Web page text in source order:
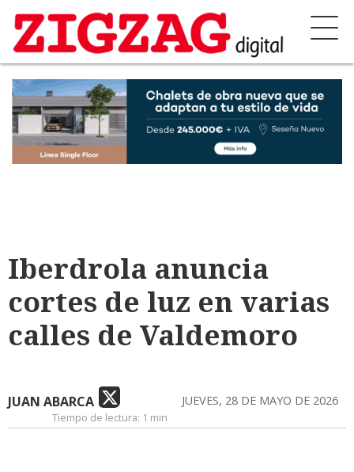
Iberdrola anuncia
cortes de luz en varias
calles de Valdemoro
JUAN ABARCA JUEVES, 28 DE MAYO DE 2026
Tiempo de lectura: 1 min